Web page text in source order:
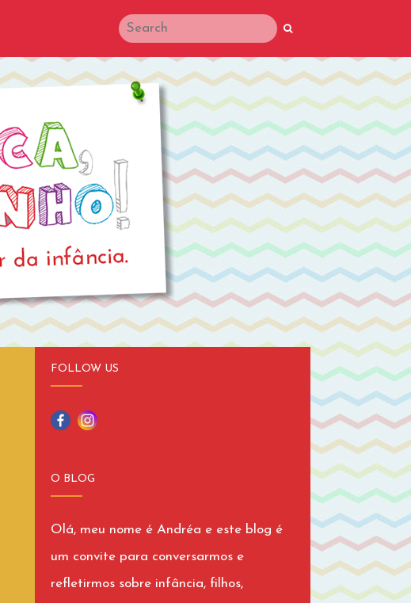
FOLLOW US
O BLOG
Olá, meu nome é Andréa e este blog é
um convite para conversarmos e
refletirmos sobre infância, filhos,